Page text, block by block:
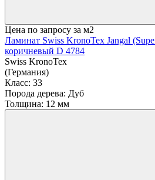
Цена по запросу за м2
Ламинат Swiss KronoTex Jangal
коричневый D 4784
Swiss KronoTex
(Германия)
Класс: 33
Порода дерева: Дуб
Толщина: 12 мм